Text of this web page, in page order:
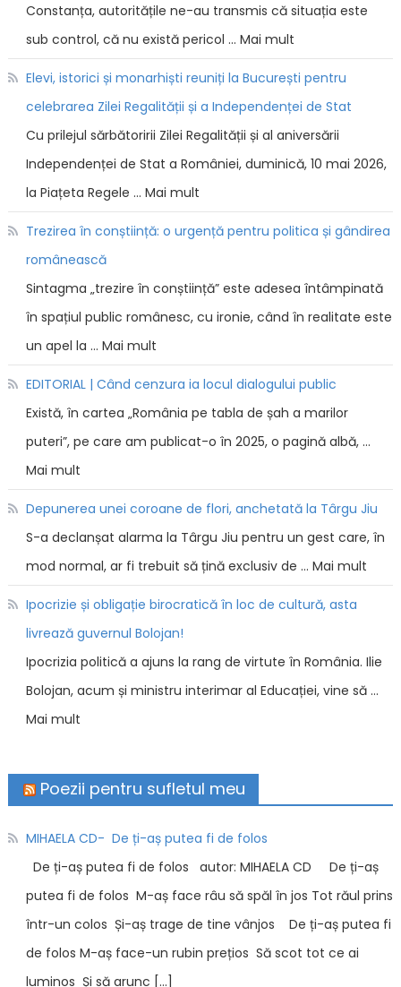
Constanța, autoritățile ne-au transmis că situația este
sub control, că nu există pericol … Mai mult
Elevi, istorici și monarhiști reuniți la București pentru
celebrarea Zilei Regalității și a Independenței de Stat
Cu prilejul sărbătoririi Zilei Regalității și al aniversării
Independenței de Stat a României, duminică, 10 mai 2026,
la Piațeta Regele … Mai mult
Trezirea în conștiință: o urgență pentru politica și gândirea
românească
Sintagma „trezire în conștiință” este adesea întâmpinată
în spațiul public românesc, cu ironie, când în realitate este
un apel la … Mai mult
EDITORIAL | Când cenzura ia locul dialogului public
Există, în cartea „România pe tabla de șah a marilor
puteri”, pe care am publicat-o în 2025, o pagină albă, …
Mai mult
Depunerea unei coroane de flori, anchetată la Târgu Jiu
S-a declanșat alarma la Târgu Jiu pentru un gest care, în
mod normal, ar fi trebuit să țină exclusiv de … Mai mult
Ipocrizie și obligație birocratică în loc de cultură, asta
livrează guvernul Bolojan!
Ipocrizia politică a ajuns la rang de virtute în România. Ilie
Bolojan, acum și ministru interimar al Educației, vine să …
Mai mult
Poezii pentru sufletul meu
MIHAELA CD- De ți-aș putea fi de folos
De ți-aș putea fi de folos autor: MIHAELA CD De ți-aș
putea fi de folos M-aș face râu să spăl în jos Tot răul prins
într-un colos Și-aș trage de tine vânjos De ți-aș putea fi
de folos M-aș face-un rubin prețios Să scot tot ce ai
luminos Și să arunc […]